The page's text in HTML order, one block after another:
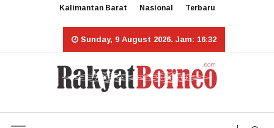
Kalimantan Barat Nasional Terbaru
Sunday, 9 August 2026. Jam: 16:32